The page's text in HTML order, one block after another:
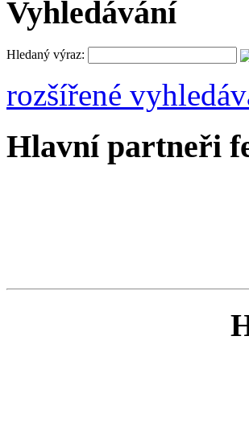
Vyhledávání
Hledaný výraz:
rozšířené
Hlavní partneři